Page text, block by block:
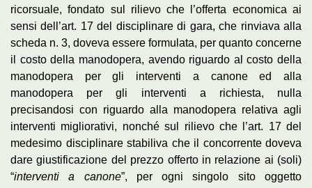
ricorsuale, fondato sul rilievo che l’offerta economica ai
sensi dell’art. 17 del disciplinare di gara, che rinviava alla
scheda n. 3, doveva essere formulata, per quanto concerne
il costo della manodopera, avendo riguardo al costo della
manodopera per gli interventi a canone ed alla
manodopera per gli interventi a richiesta, nulla
precisandosi con riguardo alla manodopera relativa agli
interventi migliorativi, nonché sul rilievo che l’art. 17 del
medesimo disciplinare stabiliva che il concorrente doveva
dare giustificazione del prezzo offerto in relazione ai (soli)
“interventi a canone”, per ogni singolo sito oggetto